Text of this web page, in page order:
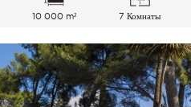
10 000 m² 7 Комнаты